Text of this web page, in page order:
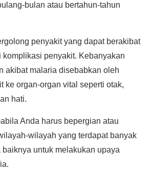
bulan atau bertahun-tahun
penyakit yang dapat berakibat
komplikasi penyakit. Kebanyakan
akibat malaria disebabkan oleh
ke organ-organ vital seperti otak,
hati.
Anda harus bepergian atau
wilayah yang terdapat banyak
baiknya untuk melakukan upaya